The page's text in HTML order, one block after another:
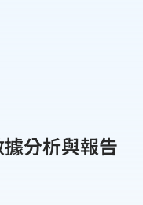
分析與報告